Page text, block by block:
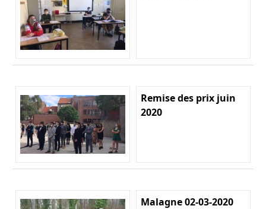
Remise des prix juin
2020
Malagne 02-03-2020